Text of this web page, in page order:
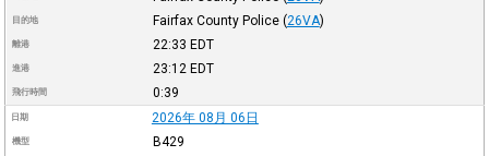
目的地 Fairfax County Police (26VA)
離港 22:33 EDT
進港 23:12 EDT
飛行時間 0:39
日期 2026年 08月 06日
機型 B429